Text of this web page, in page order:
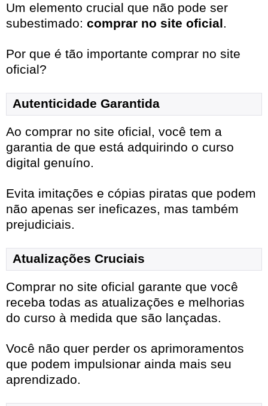
Um elemento crucial que não pode ser
subestimado: comprar no site oficial.
Por que é tão importante comprar no site
oficial?
Autenticidade Garantida
Ao comprar no site oficial, você tem a
garantia de que está adquirindo o curso
digital genuíno.
Evita imitações e cópias piratas que podem
não apenas ser ineficazes, mas também
prejudiciais.
Atualizações Cruciais
Comprar no site oficial garante que você
receba todas as atualizações e melhorias
do curso à medida que são lançadas.
Você não quer perder os aprimoramentos
que podem impulsionar ainda mais seu
aprendizado.